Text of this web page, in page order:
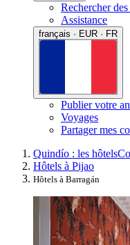
Rechercher
Assistance
français · EUR · FR
Publier votre
Voyages
Partager mes
Quindío : les hôtels
Hôtels à Pijao
Hôtels à Barragán